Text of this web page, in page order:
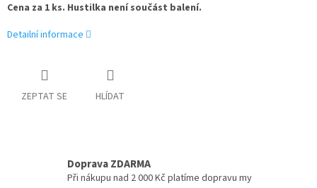
Cena za 1 ks. Hustilka není součást balení.
Detailní informace
ZEPTAT SE HLÍDAT
Doprava ZDARMA
Při nákupu nad 2 000 Kč platíme dopravu my